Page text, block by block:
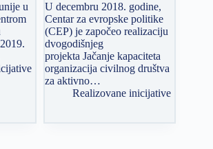
u
U decembru 2018. godine,
Centar za evropske politike
(CEP) je započeo realizaciju
dvogodišnjeg
projekta Jačanje kapaciteta
organizacija civilnog društva
za aktivno…
Realizovane inicijative